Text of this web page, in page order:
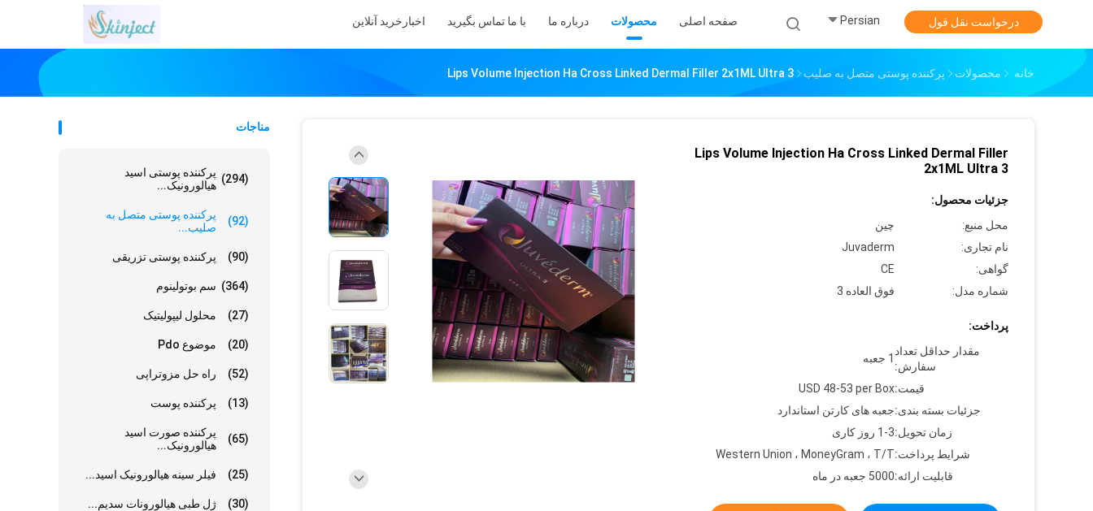
صفحه اصلی محصولات درباره ما با ما تماس بگیرید اخبار خرید آنلاین Persian درخواست نقل قول
خانه محصولات پرکننده پوستی متصل به صلیب Lips Volume Injection Ha Cross Linked Dermal Filler 2x1ML Ultra 3
مناجات
پرکننده پوستی اسید
هیالورونیک...
(294)
پرکننده پوستی متصل به
صلیب...
(92)
پرکننده پوستی تزریقی (90)
سم بوتولینوم (364)
محلول لیپولیتیک (27)
موضوع Pdo (20)
راه حل مزوتراپی (52)
پرکننده پوست (13)
پرکننده صورت اسید
هیالورونیک...
(65)
فیلر سینه هیالورونیک اسید... (25)
ژل طبی هیالورونات سدیم... (30)
Lips Volume Injection Ha Cross Linked Dermal Filler
2x1ML Ultra 3
جزئیات محصول:
محل منبع:
چین
نام تجاری:
Juvaderm
گواهی:
CE
شماره مدل:
فوق العاده 3
پرداخت:
مقدار حداقل تعداد
سفارش:
1 جعبه
قیمت:USD 48-53 per Box
جزئیات بسته بندی:جعبه های کارتن استاندارد
زمان تحویل:1-3 روز کاری
شرایط پرداخت:Western Union ، MoneyGram ، T/T
قابلیت ارائه:5000 جعبه در ماه